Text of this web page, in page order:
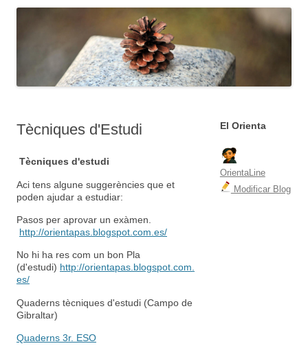
Tècniques d'Estudi
Tècniques d'estudi
Aci tens algune suggerències que et
poden ajudar a estudiar:
Pasos per aprovar un exàmen.
http://orientapas.blogspot.com.es/
No hi ha res com un bon Pla
(d'estudi) http://orientapas.blogspot.com.
es/
Quaderns tècniques d'estudi (Campo de
Gibraltar)
Quaderns 3r. ESO
El Orienta
OrientaLine
Modificar Blog